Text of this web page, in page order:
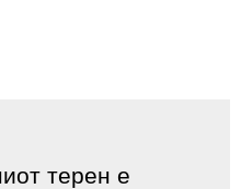
терен е